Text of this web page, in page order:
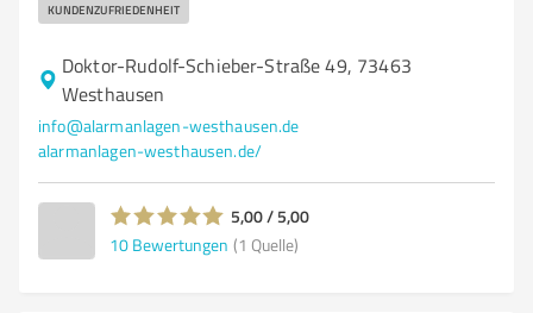
KUNDENZUFRIEDENHEIT
Doktor-Rudolf-Schieber-Straße 49, 73463
Westhausen
info@alarmanlagen-westhausen.de
alarmanlagen-westhausen.de/
5,00 / 5,00
10 Bewertungen (1 Quelle)